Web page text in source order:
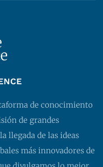
de conocimiento
de grandes
llegada de las ideas
más innovadores de